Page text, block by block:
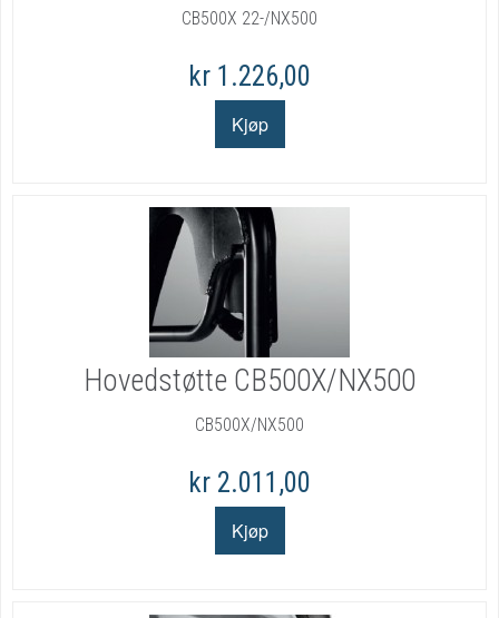
CB500X 22-/NX500
kr 1.226,00
Hovedstøtte CB500X/NX500
CB500X/NX500
kr 2.011,00